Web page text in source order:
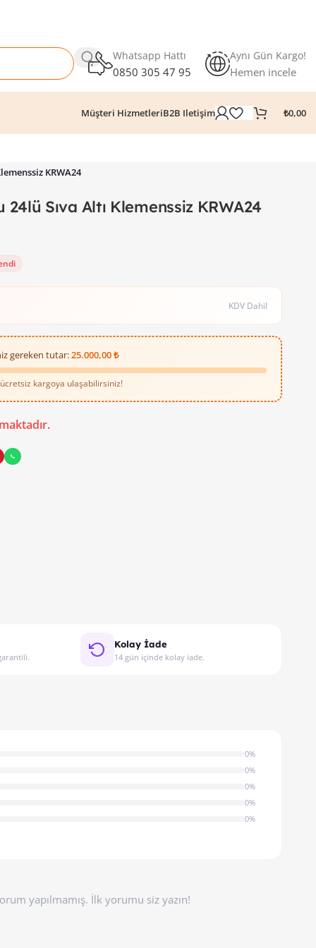
Whatsapp Hattı
0850 305 47 95
Aynı Gün Kargo!
Hemen incele
Müşteri HizmetleriB2B Iletişim ₺0,00
KRWA24
Sıva Altı Klemenssiz KRWA24
KDV Dahil
gereken tutar:25.000,00 ₺
kargoya ulaşabilirsiniz!
Klemenssiz KRWA24 ile elektrik tesisatınızı düzenleyin ve
Kolay İade
14 gün içinde kolay iade.
0%
0%
0%
0%
0%
yapılmamış. İlk yorumu siz yazın!